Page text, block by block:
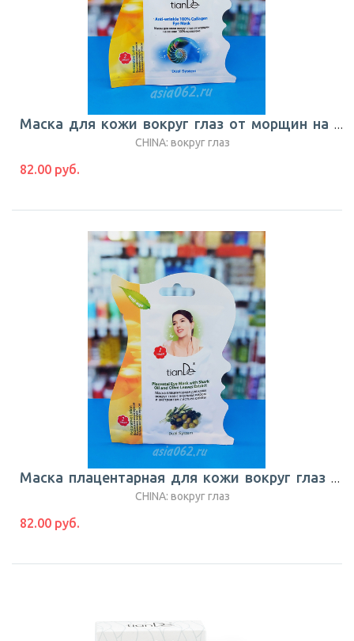
Маска для кожи вокруг глаз от морщин на основе 100% коллагена Dual Sustem 1шт |TianDe
CHINA: вокруг глаз
82.00 руб.
Маска плацентарная для кожи вокруг глаз с акульим жиром и экстрактом листьев оливы Dual Sustem 1шт |TianDe
CHINA: вокруг глаз
82.00 руб.